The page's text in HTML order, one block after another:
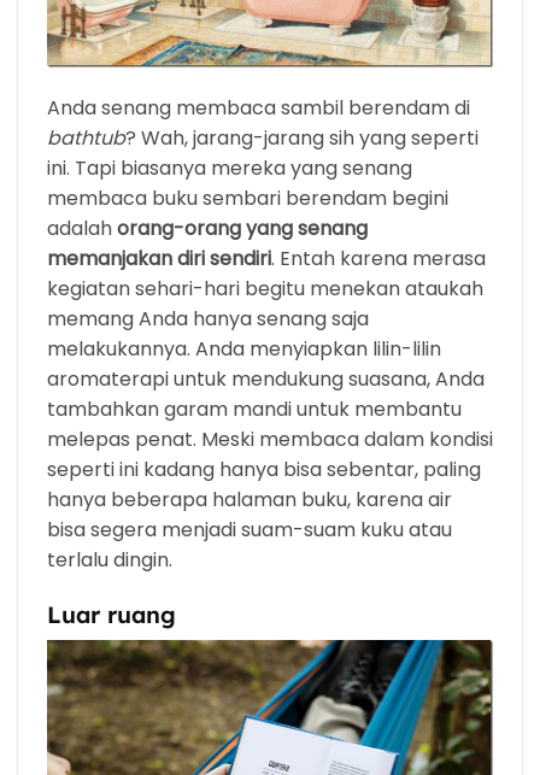
Anda senang membaca sambil berendam di
bathtub? Wah, jarang-jarang sih yang seperti
ini. Tapi biasanya mereka yang senang
membaca buku sembari berendam begini
adalahorang-orang yang senang
memanjakan diri sendiri. Entah karena merasa
kegiatan sehari-hari begitu menekan ataukah
memang Anda hanya senang saja
melakukannya. Anda menyiapkan lilin-lilin
aromaterapi untuk mendukung suasana, Anda
tambahkan garam mandi untuk membantu
melepas penat. Meski membaca dalam kondisi
seperti ini kadang hanya bisa sebentar, paling
hanya beberapa halaman buku, karena air
bisa segera menjadi suam-suam kuku atau
terlalu dingin.
Luar ruang